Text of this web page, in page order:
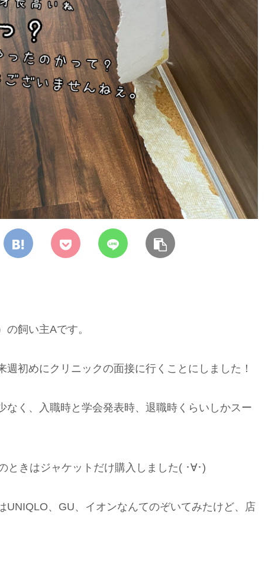
飼い主Aです。
初めにクリニックの面接に行くことにしました！
なく、入職時と学会発表時、退職時くらいしかスー
ときはジャケットだけ購入しました( ･∀･)
UNIQLO、GU、イオンなんてのぞいてみたけど、店